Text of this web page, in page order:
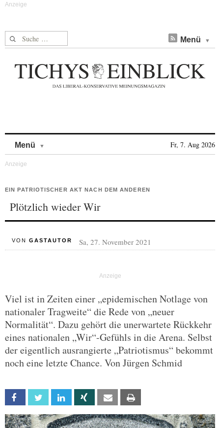
Suche nach: Menü
Menü Fr, 7. Aug 2026
EIN PATRIOTISCHER AKT NACH DEM ANDEREN
Plötzlich wieder Wir
VON GASTAUTOR Sa, 27. November 2021
Viel ist in Zeiten einer „epidemischen Notlage von
nationaler Tragweite“ die Rede von „neuer
Normalität“. Dazu gehört die unerwartete Rückkehr
eines nationalen „Wir“-Gefühls in die Arena. Selbst
der eigentlich ausrangierte „Patriotismus“ bekommt
noch eine letzte Chance. Von Jürgen Schmid
Facebook Twitter Linkedin Xing Email